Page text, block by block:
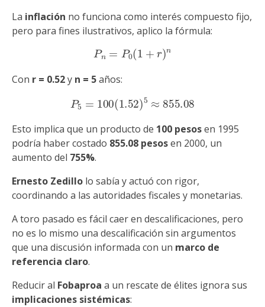
La inflación no funciona como interés compuesto fijo,
pero para fines ilustrativos, aplico la fórmula:
P n= P0(1 + )n
Con r = 0.52y n = 5años:
P 100(1.52)5 855.08
Esto implica que un producto de 100 pesosen 1995
podría haber costado 855.08 pesosen 2000, un
aumento del 755%.
Ernesto Zedillo lo sabía y actuó con rigor,
coordinando a las autoridades fiscales y monetarias.
A toro pasado es fácil caer en descalificaciones, pero
no es lo mismo una descalificación sin argumentos
que una discusión informada con un marco de
referencia claro.
Reducir al Fobaproa a un rescate de élites ignora sus
implicaciones sistémicas: